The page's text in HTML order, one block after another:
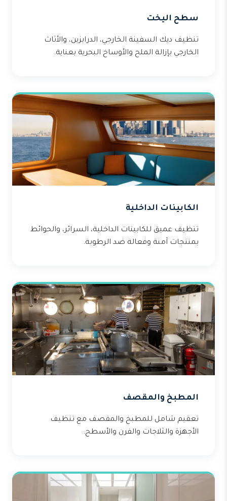
سطح اليخت
تنظيف ديك السفينة الخارجي، الدرابزين، والأثاث
الخارجي بإزالة الملح والأوساخ البحرية بعناية.
الكابينات الداخلية
تنظيف عميق للكابينات الداخلية، السرائر، والحوائط
بمنتجات آمنة وفعالة ضد الرطوبة.
المطبخ والمقصف
تعقيم شامل للمطبخ والمقصف مع تنظيف
الأجهزة والثلاجات والفرن والأسطح.